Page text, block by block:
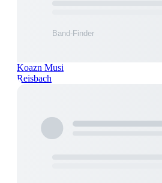
Koazn Musi
Reisbach